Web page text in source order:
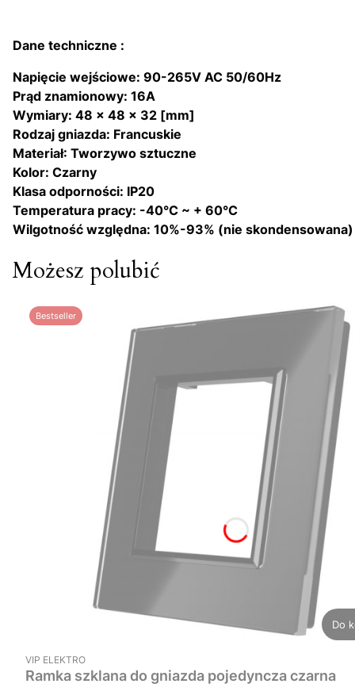
Dane techniczne :
Napięcie wejściowe: 90-265V AC 50/60Hz
Prąd znamionowy: 16A
Wymiary: 48 x 48 x 32 [mm]
Rodzaj gniazda: Francuskie
Materiał: Tworzywo sztuczne
Kolor: Czarny
Klasa odporności: IP20
Temperatura pracy: -40°C ~ + 60°C
Wilgotność względna: 10%-93% (nie skondensowana)
Możesz polubić
Bestseller
Do
PRODUCENT
VIP ELEKTRO
Ramka szklana do gniazda pojedyncza czarna